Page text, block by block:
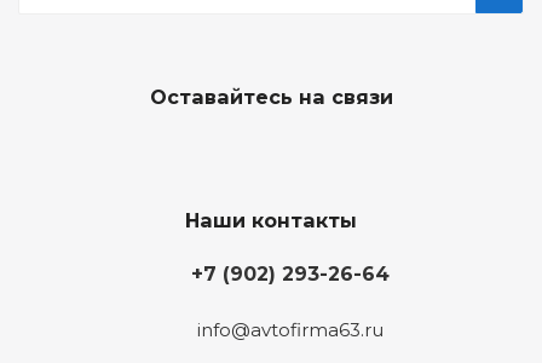
Оставайтесь на связи
Наши контакты
+7 (902) 293-26-64
info@avtofirma63.ru